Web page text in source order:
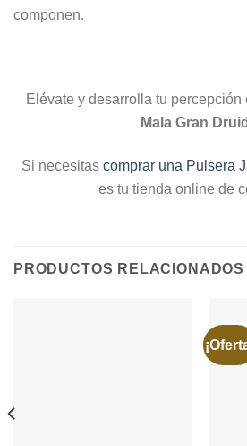
componen.
Elévate y desarrolla tu percepción
Mala Gran
Si necesitas comprar una Pulsera
es tu tienda online de
PRODUCTOS RELACIONADOS